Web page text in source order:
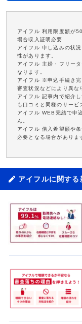
アイフル 利用限度額が
場合収入証明必要
アイフル 申し込みの状
性があります。
アイフル 主婦・フリー
なります。
アイフル ※申込手続き
審査状況などにより異な
アイフル 記事内で紹介
も口コミと同様のサービ
アイフル WEB完結で申
ん。
アイフル 借入希望額や
必要となる場合がありま
アイフルに関する